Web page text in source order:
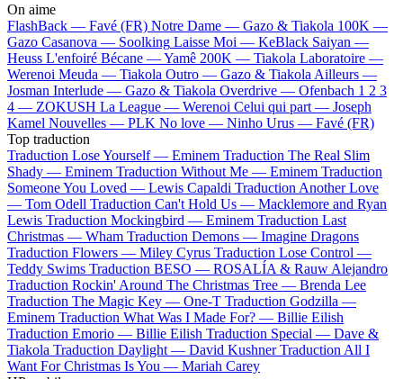
On aime
FlashBack — Favé (FR) Notre Dame — Gazo & Tiakola 100K —
Gazo Casanova — Soolking Laisse Moi — KeBlack Saiyan —
Heuss L'enfoiré Bécane —Yamê 200K — Tiakola Laboratoire —
Werenoi Meuda — Tiakola Outro — Gazo & Tiakola Ailleurs —
Josman Interlude — Gazo & Tiakola Overdrive — Ofenbach 1 2 3
4 — ZOKUSH La League — Werenoi Celui qui part — Joseph
Kamel Nouvelles — PLK No love — Ninho Urus — Favé (FR)
Top traduction
Traduction Lose Yourself — Eminem Traduction The Real Slim
Shady — Eminem Traduction Without Me — Eminem Traduction
Someone You Loved — Lewis Capaldi Traduction Another Love
— Tom Odell Traduction Can't Hold Us — Macklemore and Ryan
Lewis Traduction Mockingbird — Eminem Traduction Last
Christmas — Wham Traduction Demons — Imagine Dragons
Traduction Flowers — Miley Cyrus Traduction Lose Control —
Teddy Swims Traduction BESO — ROSALÍA & Rauw Alejandro
Traduction Rockin' Around The Christmas Tree — Brenda Lee
Traduction The Magic Key — One-T Traduction Godzilla —
Eminem Traduction What Was I Made For? — Billie Eilish
Traduction Emorio — Billie Eilish Traduction Special — Dave &
Tiakola Traduction Daylight — David Kushner Traduction All I
Want For Christmas Is You — Mariah Carey